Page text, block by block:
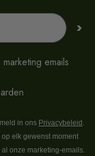
>
emails
in ons Privacybeleid .
elk gewenst moment
onze marketing-emails.